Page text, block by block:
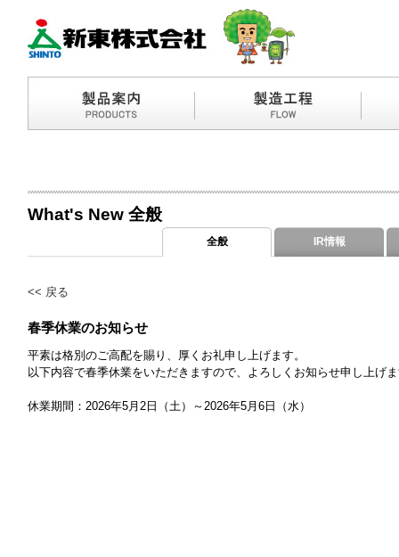
What's New 全般
全般 IR情報
<< 戻る
春季休業のお知らせ
平素は格別のご高配を賜り、厚くお礼申し上げます。
以下内容で春季休業をいただきますので、よろしくお知らせ申し上げ
休業期間：2026年5月2日（土）～2026年5月6日（水）